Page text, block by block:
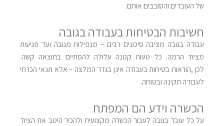
של העובדים והסובבים אותם.
חשיבות הבטיחות בעבודה בגובה
עבודה בגובה מציבה סיכונים רבים – מנפילות מגובה ועד פגיעות
מציוד הרמה. כל טעות קטנה עלולה להסתיים בתוצאה קשה.
לכן,הוראות בטיחות בעבודה אינן בגדר המלצה – אלא תנאי הכרחי
לעבודה תקינה ובטוחה.
הכשרה וידע הם המפתח
על כל עובד בגובה לעבור הכשרה מקצועית ולהכיר היטב את הציוד